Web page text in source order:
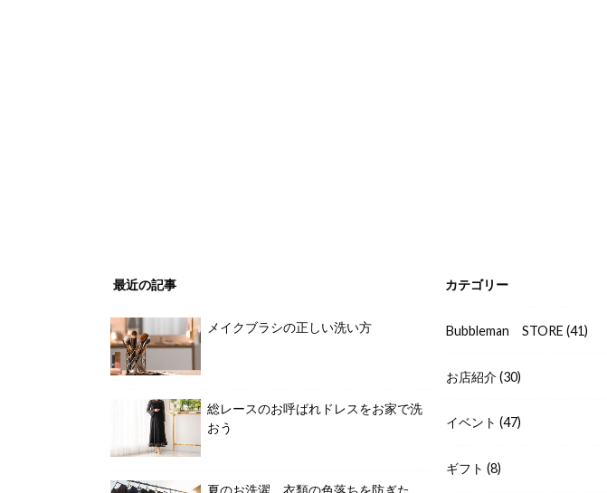
最近の記事
メイクブラシの正しい洗い方
総レースのお呼ばれドレスをお家で洗
おう
カテゴリー
Bubbleman STORE (41)
お店紹介(30)
イベント (47)
ギフト (8)